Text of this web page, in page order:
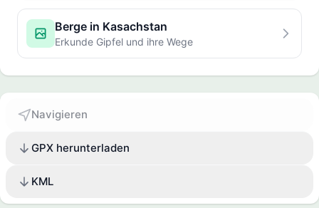
Berge in Kasachstan
Erkunde Gipfel und ihre Wege
Navigieren
GPX herunterladen
KML